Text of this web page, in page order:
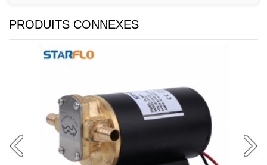
PRODUITS CONNEXES